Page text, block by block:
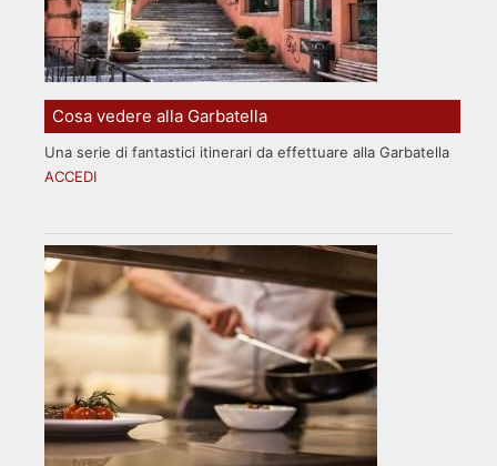
Cosa vedere alla Garbatella
Una serie di fantastici itinerari da effettuare alla Garbatella
ACCEDI